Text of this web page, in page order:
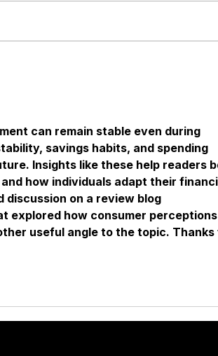
can remain stable even during
savings habits, and spending
Insights like these help readers
how individuals adapt their
discussion on a review blog
explored how consumer perceptions
useful angle to the topic. Thanks